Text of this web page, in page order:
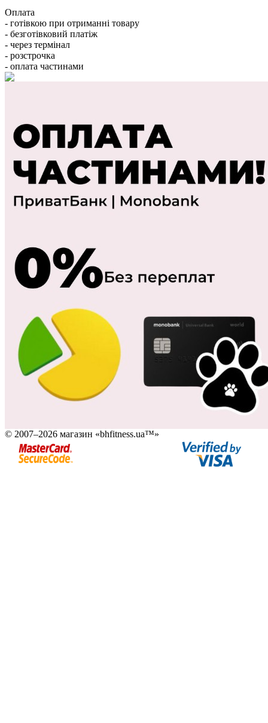
Оплата
- готівкою при отриманні товару
- безготівковий платіж
- через термінал
- розстрочка
- оплата частинами
© 2007–2026 магазин «bhfitness.ua™»